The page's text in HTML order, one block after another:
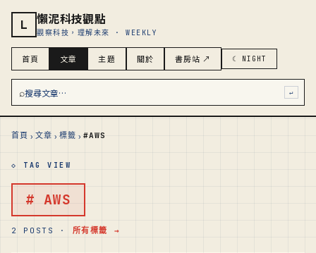
L 懶泥科技觀點
觀察科技，理解未來 · WEEKLY
⌕搜尋文章… ↵
首頁 文章 主題 關於 書房站 ↗ ☾ NIGHT
首頁 › 文章 › 標籤 › #AWS
◇ TAG VIEW
# AWS
2 POSTS · 所有標籤 →